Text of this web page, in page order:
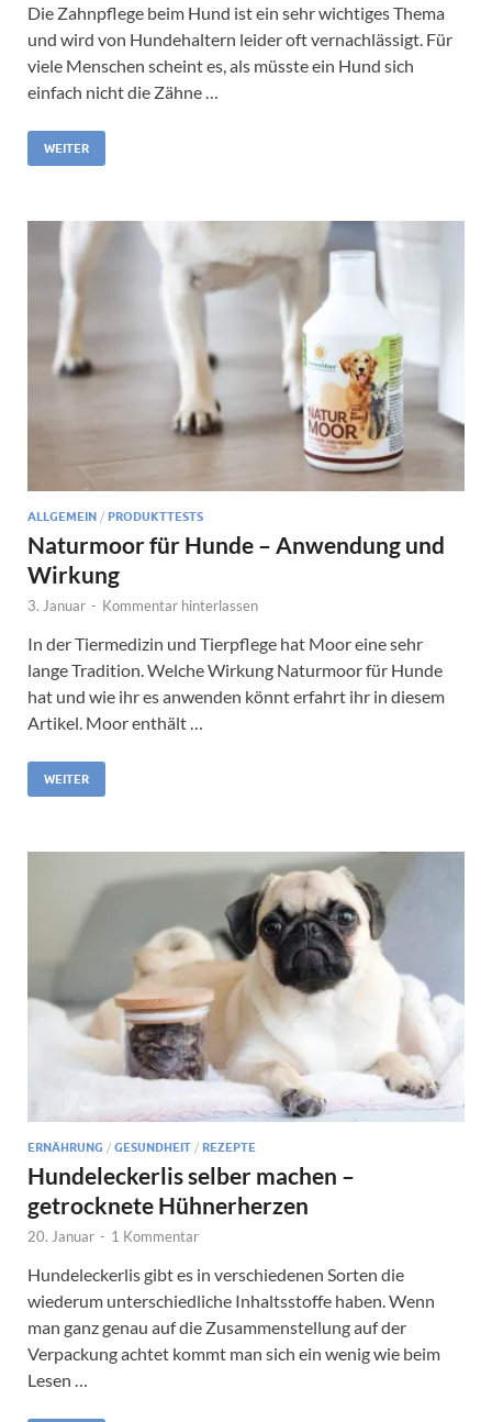
Die Zahnpflege beim Hund ist ein sehr wichtiges Thema
und wird von Hundehaltern leider oft vernachlässigt. Für
viele Menschen scheint es, als müsste ein Hund sich
einfach nicht die Zähne …
WEITER
ALLGEMEIN / PRODUKTTESTS
Naturmoor für Hunde – Anwendung und
Wirkung
3. Januar - Kommentar hinterlassen
In der Tiermedizin und Tierpflege hat Moor eine sehr
lange Tradition. Welche Wirkung Naturmoor für Hunde
hat und wie ihr es anwenden könnt erfahrt ihr in diesem
Artikel. Moor enthält …
WEITER
ERNÄHRUNG / GESUNDHEIT / REZEPTE
Hundeleckerlis selber machen –
getrocknete Hühnerherzen
20. Januar - 1 Kommentar
Hundeleckerlis gibt es in verschiedenen Sorten die
wiederum unterschiedliche Inhaltsstoffe haben. Wenn
man ganz genau auf die Zusammenstellung auf der
Verpackung achtet kommt man sich ein wenig wie beim
Lesen …